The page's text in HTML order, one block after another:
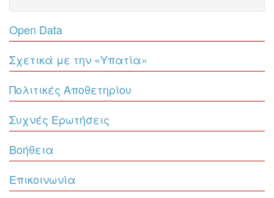
Open Data
Σχετικά με την «Υπατία»
Πολιτικές Αποθετηρίου
Συχνές Ερωτήσεις
Βοήθεια
Επικοινωνία